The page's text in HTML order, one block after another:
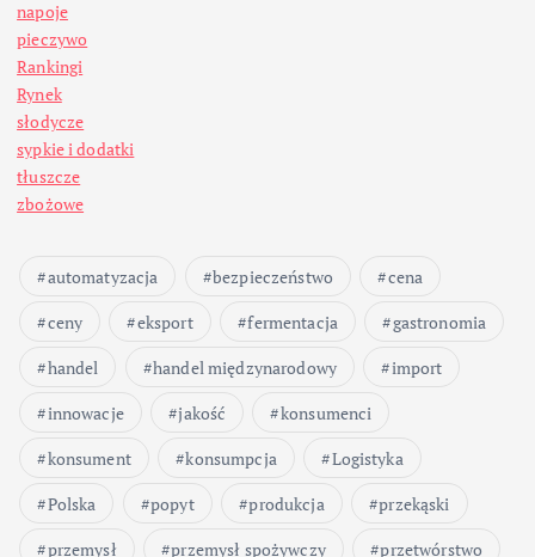
napoje
pieczywo
Rankingi
Rynek
słodycze
sypkie i dodatki
tłuszcze
zbożowe
automatyzacja bezpieczeństwo
cena
ceny
eksport fermentacja
gastronomia
handel
handel międzynarodowy
import
innowacje
jakość
konsumenci
konsument
konsumpcja
Logistyka
Polska
popyt produkcja
przekąski
przemysł
przemysł spożywczy
przetwórstwo